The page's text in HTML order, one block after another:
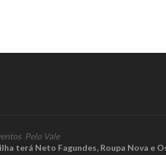
, Pelo Vale
terá Neto Fagundes, Roupa Nova e